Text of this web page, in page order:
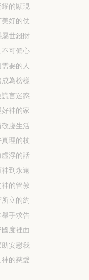
耀的顯現
美好的仗
屬世錢財
不可偏心
要的人
成為榜樣
謊言迷惑
好神的家
敬虔生活
真理的杖
虛浮的話
到永遠
神的管教
所立的約
舉手求告
國度裡面
助安慰我
神的慈愛